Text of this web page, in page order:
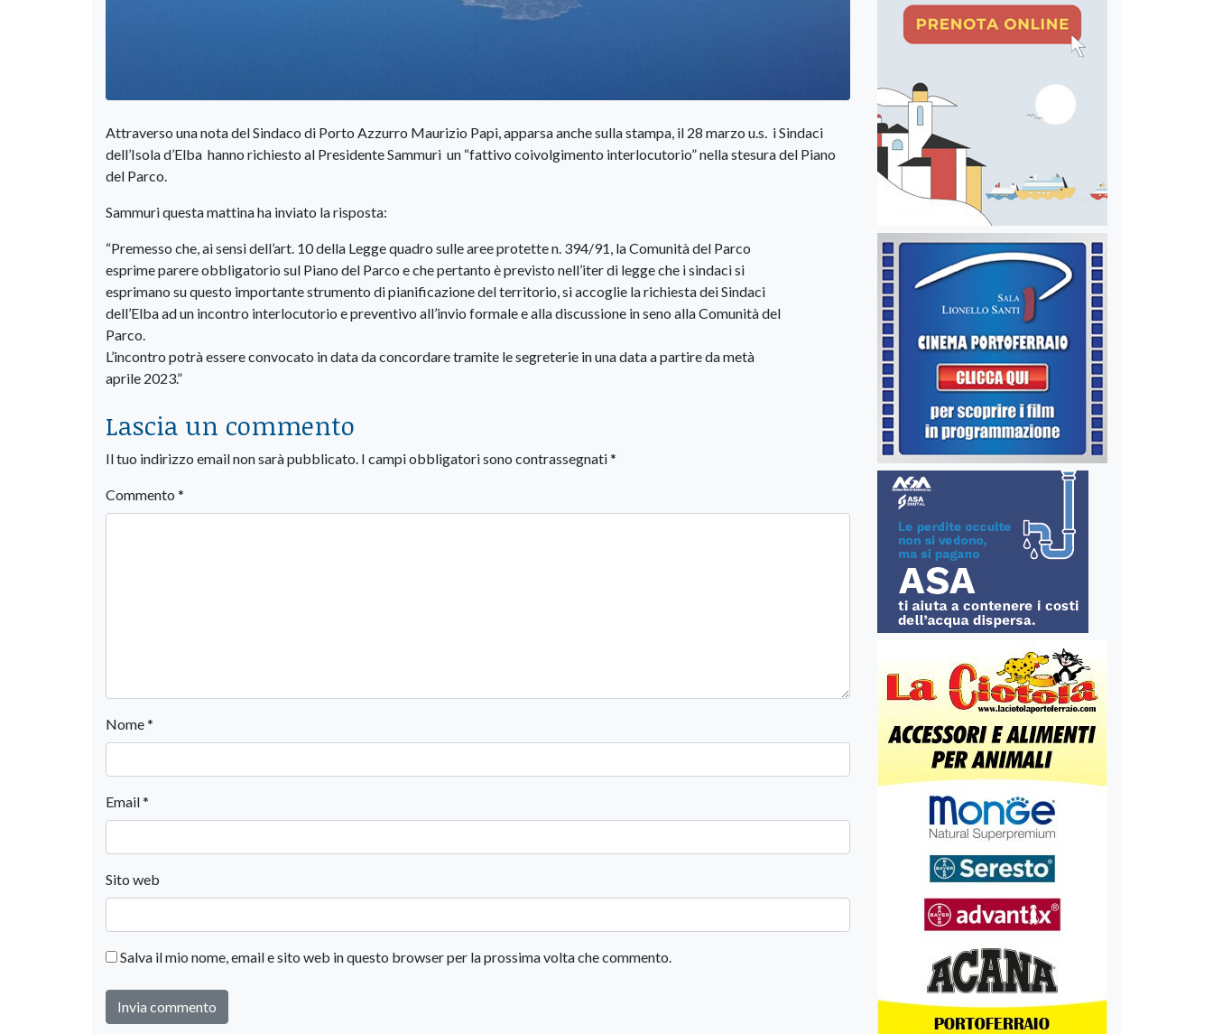
Attraverso una nota del Sindaco di Porto Azzurro Maurizio Papi, apparsa anche sulla stampa, il 28 marzo u.s. i Sindaci
dell’Isola d’Elba hanno richiesto al Presidente Sammuri un “fattivo coivolgimento interlocutorio” nella stesura del Piano
del Parco.
Sammuri questa mattina ha inviato la risposta:
“Premesso che, ai sensi dell’art. 10 della Legge quadro sulle aree protette n. 394/91, la Comunità del Parco
esprime parere obbligatorio sul Piano del Parco e che pertanto è previsto nell’iter di legge che i sindaci si
esprimano su questo importante strumento di pianificazione del territorio, si accoglie la richiesta dei Sindaci
dell’Elba ad un incontro interlocutorio e preventivo all’invio formale e alla discussione in seno alla Comunità del
Parco.
L’incontro potrà essere convocato in data da concordare tramite le segreterie in una data a partire da metà
aprile 2023.”
Lascia un commento
Il tuo indirizzo email non sarà pubblicato. I campi obbligatori sono contrassegnati*
Commento *
Nome*
Email*
Sito web
Salva il mio nome, email e sito web in questo browser per la prossima volta che commento.